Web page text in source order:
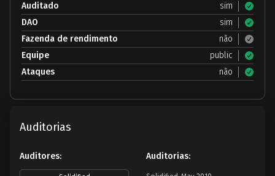
Auditado
sim
DAO
sim
Fazenda de rendimento
não
Equipe
public
Ataques
não
Auditorias
Auditores: Auditorias: